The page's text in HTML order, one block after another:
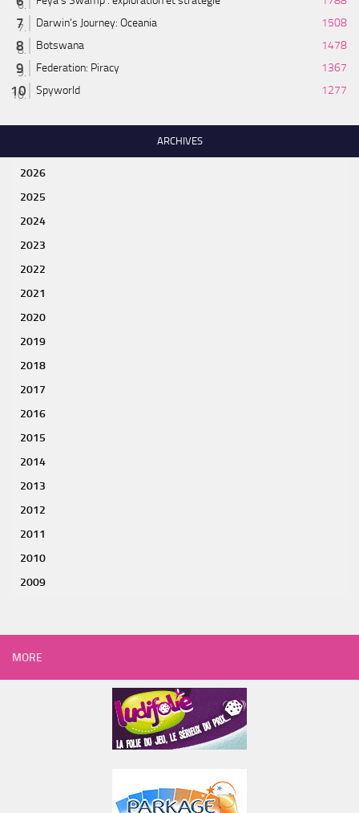
Darwin's Journey: Oceania
1508
Botswana
1478
Federation: Piracy
1367
Spyworld
1277
ARCHIVES
2026
2025
2024
2023
2022
2021
2020
2019
2018
2017
2016
2015
2014
2013
2012
2011
2010
2009
MORE